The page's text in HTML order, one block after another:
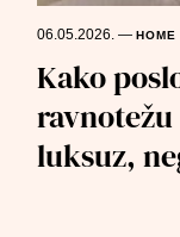
06.05.2026.—HOME
Kako
luksuz,